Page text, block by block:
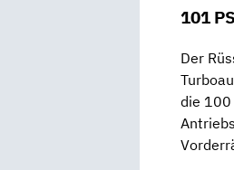
101 PS
Der
die 100